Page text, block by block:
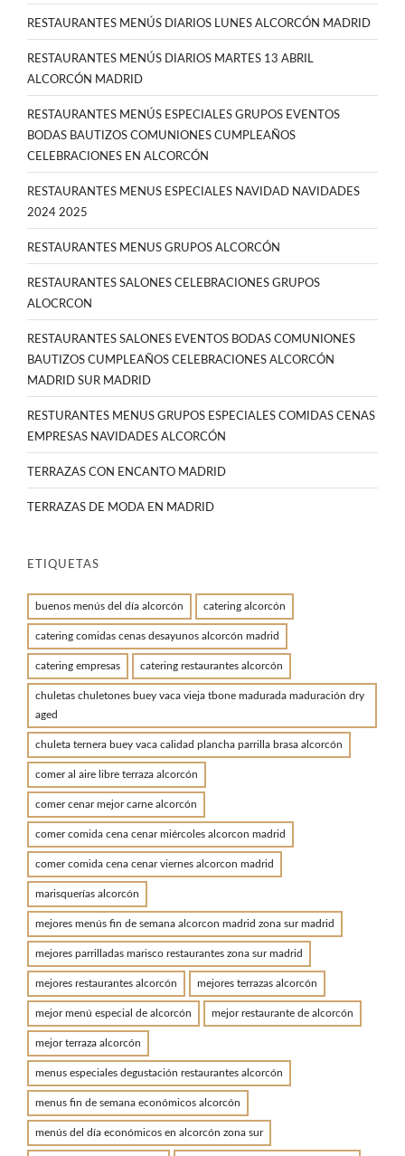
RESTAURANTES MENÚS DIARIOS LUNES ALCORCÓN MADRID
RESTAURANTES MENÚS DIARIOS MARTES 13 ABRIL
ALCORCÓN MADRID
RESTAURANTES MENÚS ESPECIALES GRUPOS EVENTOS
BODAS BAUTIZOS COMUNIONES CUMPLEAÑOS
CELEBRACIONES EN ALCORCÓN
RESTAURANTES MENUS ESPECIALES NAVIDAD NAVIDADES
2024 2025
RESTAURANTES MENUS GRUPOS ALCORCÓN
RESTAURANTES SALONES CELEBRACIONES GRUPOS
ALOCRCON
RESTAURANTES SALONES EVENTOS BODAS COMUNIONES
BAUTIZOS CUMPLEAÑOS CELEBRACIONES ALCORCÓN
MADRID SUR MADRID
RESTURANTES MENUS GRUPOS ESPECIALES COMIDAS CENAS
EMPRESAS NAVIDADES ALCORCÓN
TERRAZAS CON ENCANTO MADRID
TERRAZAS DE MODA EN MADRID
ETIQUETAS
buenos menús del día alcorcón catering alcorcón
catering comidas cenas desayunos alcorcón madrid
catering empresas catering restaurantes alcorcón
chuletas chuletones buey vaca vieja tbone madurada maduración dry
aged
chuleta ternera buey vaca calidad plancha parrilla brasa alcorcón
comer al aire libre terraza alcorcón
comer cenar mejor carne alcorcón
comer comida cena cenar miércoles alcorcon madrid
comer comida cena cenar viernes alcorcon madrid
marisquerías alcorcón
mejores menús fin de semana alcorcon madrid zona sur madrid
mejores parrilladas marisco restaurantes zona sur madrid
mejores restaurantes alcorcón mejores terrazas alcorcón
mejor menú especial de alcorcón mejor restaurante de alcorcón
mejor terraza alcorcón
menus especiales degustación restaurantes alcorcón
menus fin de semana económicos alcorcón
menús del día económicos en alcorcón zona sur